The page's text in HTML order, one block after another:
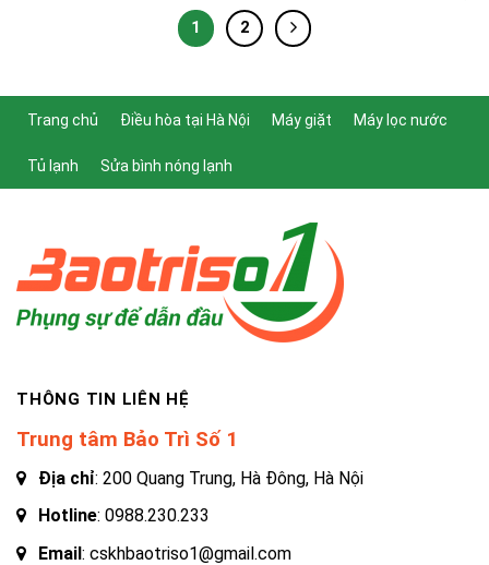
1 2
Trang chủ Điều hòa tại Hà Nội Máy giặt Máy lọc nước
Tủ lạnh Sửa bình nóng lạnh
THÔNG TIN LIÊN HỆ
Trung tâm Bảo Trì Số 1
Địa chỉ: 200 Quang Trung, Hà Đông, Hà Nội
Hotline: 0988.230.233
Email: cskhbaotriso1@gmail.com